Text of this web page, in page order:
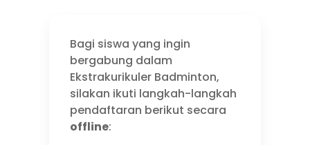
Bagi siswa yang ingin
bergabung dalam
Ekstrakurikuler Badminton,
silakan ikuti langkah-langkah
pendaftaran berikut secara
offline: